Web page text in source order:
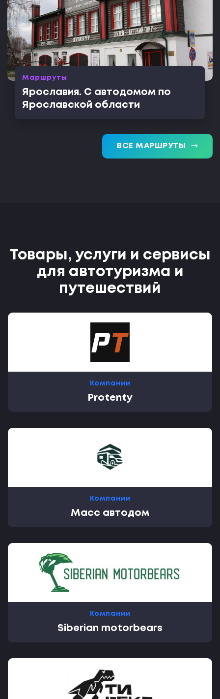
Маршруты
Ярославия. С автодомом по
Ярославской области
ВСЕ МАРШРУТЫ trending_flat
Товары, услуги и сервисы
для автотуризма и
путешествий
Компании
Protenty
Компании
Масс автодом
Компании
Siberian motorbears